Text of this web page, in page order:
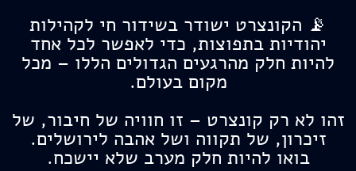
📡 הקונצרט ישודר בשידור חי לקהילות
יהודיות בתפוצות, כדי לאפשר לכל אחד
להיות חלק מהרגעים הגדולים הללו – מכל
מקום בעולם.
זהו לא רק קונצרט – זו חוויה של חיבור, של
זיכרון, של תקווה ושל אהבה לירושלים.
בואו להיות חלק מערב שלא יישכח.